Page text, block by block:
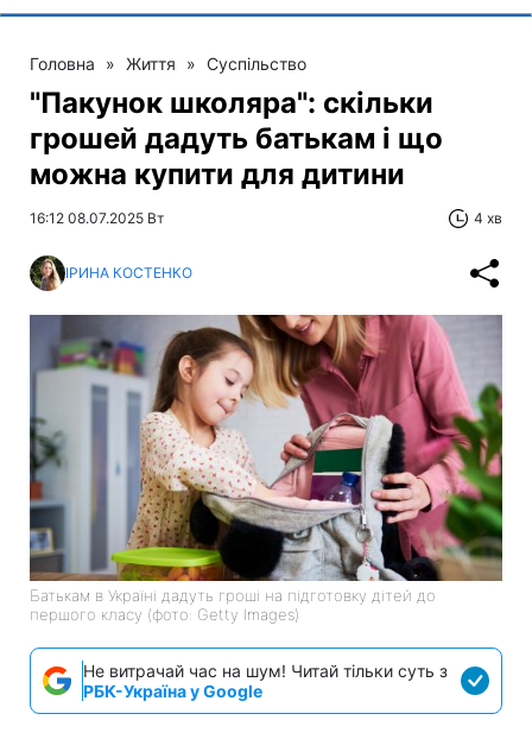
Головна » Життя » Суспільство
"Пакунок школяра": скільки
грошей дадуть батькам і що
можна купити для дитини
16:12 08.07.2025 Вт 4 хв
ІРИНА КОСТЕНКО
Батькам в Україні дадуть гроші на підготовку дітей до
першого класу (фото: Getty Images)
Не витрачай час на шум! Читай тільки суть з
РБК-Україна у Google